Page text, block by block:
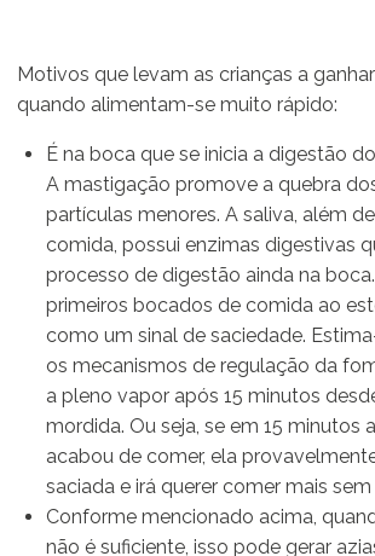
Motivos que levam as crianças a
quando alimentam-se muito rápido:
É na boca que se inicia a digestão
A mastigação promove a quebra
partículas menores. A saliva, além
comida, possui enzimas digestivas
processo de digestão ainda na
primeiros bocados de comida ao
como um sinal de saciedade.
os mecanismos de regulação da
a pleno vapor após 15 minutos
mordida. Ou seja, se em 15 minutos
acabou de comer, ela
saciada e irá querer comer mais
Conforme mencionado acima,
não é suficiente, isso pode gerar